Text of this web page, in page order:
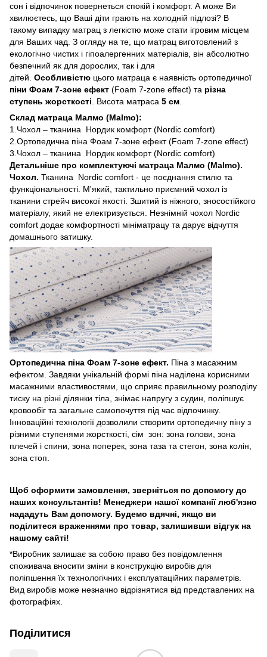
сон і відпочинок повернеться спокій і комфорт. А може Ви
хвилюєтесь, що Ваші діти грають на холодній підлозі? В
такому випадку матрац з легкістю може стати ігровим місцем
для Ваших чад. З огляду на те, що матрац виготовлений з
екологічно чистих і гіпоалергенних матеріалів, він абсолютно
безпечний як для дорослих, так і для
дітей. Особливістю цього матраца є наявність ортопедичної
піни Фоам 7-зоне ефект (Foam 7-zone effect) та різна
ступень жорсткості . Висота матраса 5 см
Склад матраца Малмо (Malmo):
1.Чохол – тканина Нордик комфорт (Nordic comfort)
2.Ортопедична піна Фоам 7-зоне ефект (Foam 7-zone effect)
3.Чохол – тканина Нордик комфорт (Nordic comfort)
Детальніше про комплектуючі матраца Малмо (Malmo).
Чохол. Тканина Nordic comfort - це поєднання стилю та
функціональності. М'який, тактильно приємний чохол із
тканини стрейч високої якості. Зшитий із ніжного, зносостійкого
матеріалу, який не електризується. Незнімній чохол Nordic
comfort додає комфортності мініматрацу та дарує відчуття
домашнього затишку.
Ортопедична піна Фоам 7-зоне ефект. Піна з масажним
ефектом. Завдяки унікальній формі піна наділена корисними
масажними властивостями, що сприяє правильному розподілу
тиску на різні ділянки тіла, знімає напругу з судин, поліпшує
кровообіг та загальне самопочуття під час відпочинку.
Інноваційні технології дозволили створити ортопедичну піну з
різними ступенями жорсткості, сім зон: зона голови, зона
плечей і спини, зона поперек, зона таза та стегон, зона колін,
зона стоп.
Щоб оформити замовлення, зверніться по допомогу до
наших консультантів! Менеджери нашої компанії люб'язно
нададуть Вам допомогу. Будемо вдячні, якщо ви
поділитеся враженнями про товар, залишивши відгук на
нашому сайті!
*Виробник залишає за собою право без повідомлення
споживача вносити зміни в конструкцію виробів для
поліпшення їх технологічних і експлуатаційних параметрів.
Вид виробів може незначно відрізнятися від представлених на
фотографіях.
Поділитися